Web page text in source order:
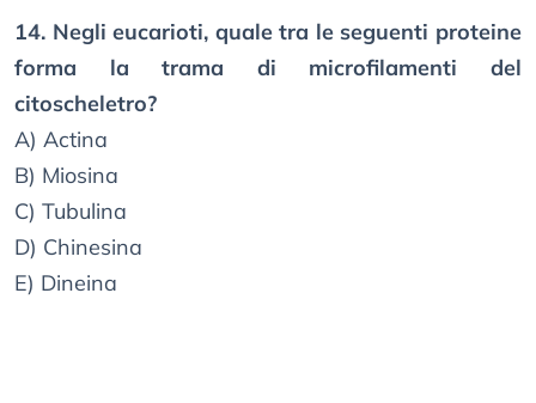
14. Negli eucarioti, quale tra le seguenti proteine
forma la trama di microfilamenti del
citoscheletro?
A) Actina
B) Miosina
C) Tubulina
D) Chinesina
E) Dineina